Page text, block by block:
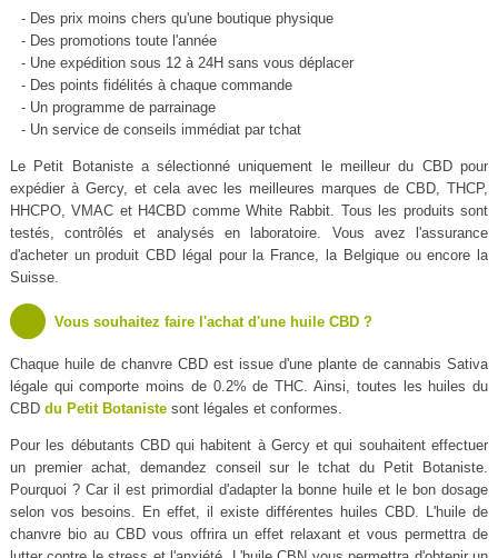
- Des prix moins chers qu'une boutique physique
- Des promotions toute l'année
- Une expédition sous 12 à 24H sans vous déplacer
- Des points fidélités à chaque commande
- Un programme de parrainage
- Un service de conseils immédiat par tchat
Le Petit Botaniste a sélectionné uniquement le meilleur du CBD pour
expédier à Gercy, et cela avec les meilleures marques de CBD, THCP,
HHCPO, VMAC et H4CBD comme White Rabbit. Tous les produits sont
testés, contrôlés et analysés en laboratoire. Vous avez l'assurance
d'acheter un produit CBD légal pour la France, la Belgique ou encore la
Suisse.
Vous souhaitez faire l'achat d'une huile CBD ?
Chaque huile de chanvre CBD est issue d'une plante de cannabis Sativa
légale qui comporte moins de 0.2% de THC. Ainsi, toutes les huiles du
CBD du Petit Botanistesont légales et conformes.
Pour les débutants CBD qui habitent à Gercy et qui souhaitent effectuer
un premier achat, demandez conseil sur le tchat du Petit Botaniste.
Pourquoi ? Car il est primordial d'adapter la bonne huile et le bon dosage
selon vos besoins. En effet, il existe différentes huiles CBD. L'huile de
chanvre bio au CBD vous offrira un effet relaxant et vous permettra de